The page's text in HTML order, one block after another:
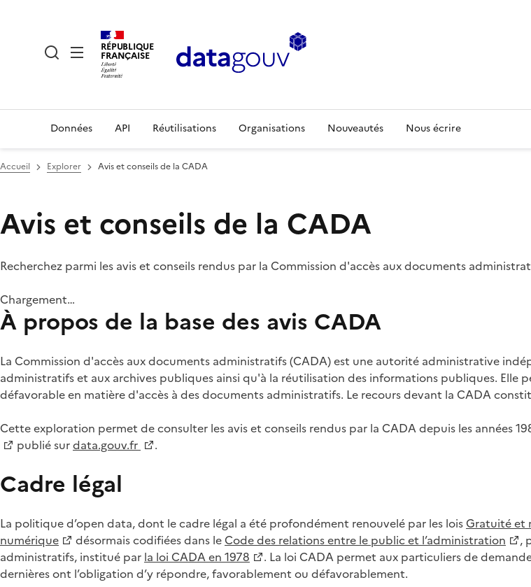
RÉPUBLIQUE
FRANÇAISE
Données API Réutilisations Organisations Nouveautés Nous écrire
Accueil Explorer Avis et conseils de la CADA
Avis et conseils de la CADA
Recherchez parmi les avis et conseils rendus par la Commission d'accès aux documents
Chargement…
À propos de la base des avis CADA
La Commission d'accès aux documents administratifs (CADA) est une autorité administrative
administratifs et aux archives publiques ainsi qu'à la réutilisation des informations publiques. Elle
défavorable en matière d'accès à des documents administratifs. Le recours devant la CADA
Cette exploration permet de consulter les avis et conseils rendus par la CADA depuis les années
publié surdata.gouv.fr .
Cadre légal
La politique d’open data, dont le cadre légal a été profondément renouvelé par les loisGratuité et
numérique
désormais codifiées dans le Code des relations entre le public et l’administration
,
administratifs, institué par la loi CADA en 1978
. La loi CADA permet aux particuliers de
dernières ont l’obligation d’y répondre, favorablement ou défavorablement.